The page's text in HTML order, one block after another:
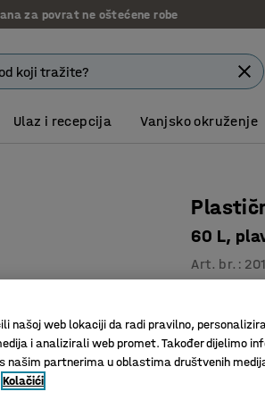
za povrat ne oštećene robe
Ulaz i recepcija Vanjsko okruženje
60 L,
Art. br. :
HDPE
Za hranu
našoj web lokaciji da radi pravilno,
i analizirali web promet. Također dijelimo
našim partnerima u oblastima društvenih
Kolačići